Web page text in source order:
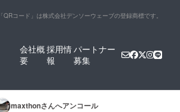
「QRコード」は株式会社デンソーウェーブの登録商標です。
会社概
要
採用情
報
パートナー
募集
maxthonさんへアンコール